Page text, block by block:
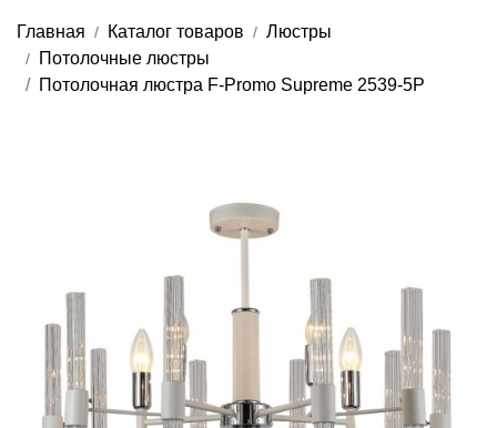
Главная Каталог товаров
Люстры
Потолочные люстры
Потолочная люстра F-Promo Supreme 2539-5P